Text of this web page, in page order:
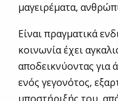
μαγειρέματα,
Είναι πραγματικά
κοινωνία έχει
αποδεικνύοντας για
ενός γεγονότος,